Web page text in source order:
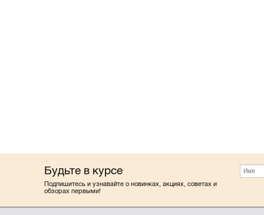
Будьте в курсе
Подпишитесь и узнавайте о новинках, акциях, советах и
обзорах первыми!